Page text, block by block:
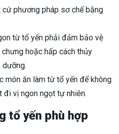
phương pháp sơ chế bằng
từ tổ yến phải đảm bảo vệ
hoặc hấp cách thủy
dưỡng.
món ăn làm từ tổ yến để không
đi vị ngon ngọt tự nhiên.
tổ yến phù hợp